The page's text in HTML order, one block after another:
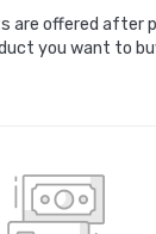
are offered
you want to